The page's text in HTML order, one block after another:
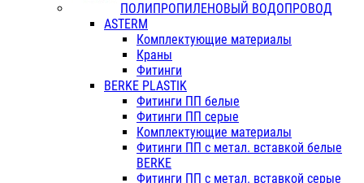
ПОЛИПРОПИЛЕНОВЫЙ ВОДОПРОВОД
ASTERM
Комплектующие материалы
Краны
Фитинги
BERKE PLASTIK
Фитинги ПП белые
Фитинги ПП серые
Комплектующие материалы
Фитинги ПП с метал. вставкой белые
BERKE
Фитинги ПП с метал. вставкой серые